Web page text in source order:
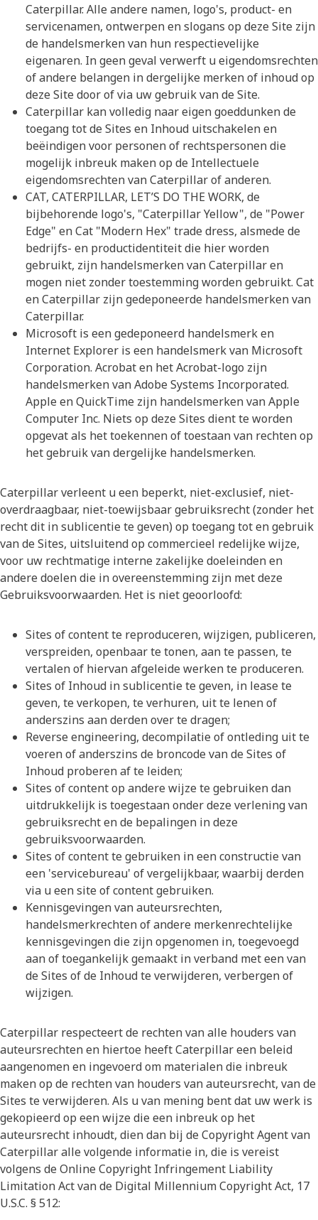
Caterpillar. Alle andere namen, logo's, product- en
servicenamen, ontwerpen en slogans op deze Site zijn
de handelsmerken van hun respectievelijke
eigenaren. In geen geval verwerft u eigendomsrechten
of andere belangen in dergelijke merken of inhoud op
deze Site door of via uw gebruik van de Site.
Caterpillar kan volledig naar eigen goeddunken de
toegang tot de Sites en Inhoud uitschakelen en
beëindigen voor personen of rechtspersonen die
mogelijk inbreuk maken op de Intellectuele
eigendomsrechten van Caterpillar of anderen.
CAT, CATERPILLAR, LET’S DO THE WORK, de
bijbehorende logo's, "Caterpillar Yellow", de "Power
Edge" en Cat "Modern Hex" trade dress, alsmede de
bedrijfs- en productidentiteit die hier worden
gebruikt, zijn handelsmerken van Caterpillar en
mogen niet zonder toestemming worden gebruikt. Cat
en Caterpillar zijn gedeponeerde handelsmerken van
Caterpillar.
Microsoft is een gedeponeerd handelsmerk en
Internet Explorer is een handelsmerk van Microsoft
Corporation. Acrobat en het Acrobat-logo zijn
handelsmerken van Adobe Systems Incorporated.
Apple en QuickTime zijn handelsmerken van Apple
Computer Inc. Niets op deze Sites dient te worden
opgevat als het toekennen of toestaan van rechten op
het gebruik van dergelijke handelsmerken.
Caterpillar verleent u een beperkt, niet-exclusief, niet-
overdraagbaar, niet-toewijsbaar gebruiksrecht (zonder het
recht dit in sublicentie te geven) op toegang tot en gebruik
van de Sites, uitsluitend op commercieel redelijke wijze,
voor uw rechtmatige interne zakelijke doeleinden en
andere doelen die in overeenstemming zijn met deze
Gebruiksvoorwaarden. Het is niet geoorloofd:
Sites of content te reproduceren, wijzigen, publiceren,
verspreiden, openbaar te tonen, aan te passen, te
vertalen of hiervan afgeleide werken te produceren.
Sites of Inhoud in sublicentie te geven, in lease te
geven, te verkopen, te verhuren, uit te lenen of
anderszins aan derden over te dragen;
Reverse engineering, decompilatie of ontleding uit te
voeren of anderszins de broncode van de Sites of
Inhoud proberen af te leiden;
Sites of content op andere wijze te gebruiken dan
uitdrukkelijk is toegestaan onder deze verlening van
gebruiksrecht en de bepalingen in deze
gebruiksvoorwaarden.
Sites of content te gebruiken in een constructie van
een 'servicebureau' of vergelijkbaar, waarbij derden
via u een site of content gebruiken.
Kennisgevingen van auteursrechten,
handelsmerkrechten of andere merkenrechtelijke
kennisgevingen die zijn opgenomen in, toegevoegd
aan of toegankelijk gemaakt in verband met een van
de Sites of de Inhoud te verwijderen, verbergen of
wijzigen.
Caterpillar respecteert de rechten van alle houders van
auteursrechten en hiertoe heeft Caterpillar een beleid
aangenomen en ingevoerd om materialen die inbreuk
maken op de rechten van houders van auteursrecht, van de
Sites te verwijderen. Als u van mening bent dat uw werk is
gekopieerd op een wijze die een inbreuk op het
auteursrecht inhoudt, dien dan bij de Copyright Agent van
Caterpillar alle volgende informatie in, die is vereist
volgens de Online Copyright Infringement Liability
Limitation Act van de Digital Millennium Copyright Act, 17
U.S.C. § 512: